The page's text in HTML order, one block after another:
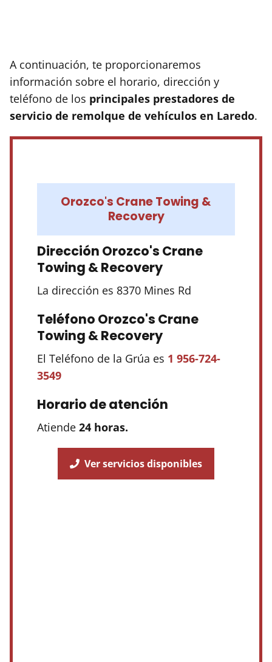
A continuación, te proporcionaremos
información sobre el horario, dirección y
teléfono de los principales prestadores de
servicio de remolque de vehículos en Laredo.
Orozco's Crane Towing &
Recovery
Dirección Orozco's Crane
Towing & Recovery
La dirección es 8370 Mines Rd
Teléfono Orozco's Crane
Towing & Recovery
El Teléfono de la Grúa es 1 956-724-
3549
Horario de atención
Atiende 24 horas.
Ver servicios disponibles